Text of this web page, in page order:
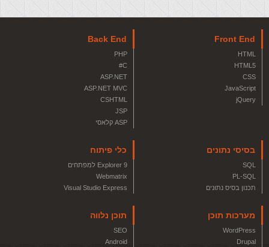
Front End
HTML
HTML5
CSS
JavaScript
jQuery
Back End
PHP
C#
ASP.NET
ASP.NET MVC
CSHTML
JSP
ASP קלאסי
בסיסי נתונים
SQL
PL-SQL
תכנון בסיס נתונים
כלי פיתוח
Explorer 9 למפתחים
Webmatrix
Visual Studio Express
מערכות תוכן
WordPress
Drupal
תוכן נלווה
SEO
Android